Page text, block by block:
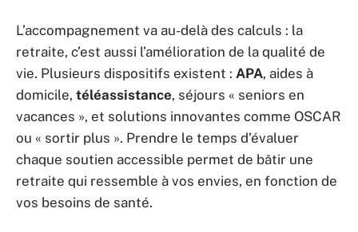
L’accompagnement va au-delà des calculs : la
retraite, c’est aussi l’amélioration de la qualité de
vie. Plusieurs dispositifs existent : APA, aides à
domicile, téléassistance, séjours « seniors en
vacances », et solutions innovantes comme OSCAR
ou « sortir plus ». Prendre le temps d’évaluer
chaque soutien accessible permet de bâtir une
retraite qui ressemble à vos envies, en fonction de
vos besoins de santé.